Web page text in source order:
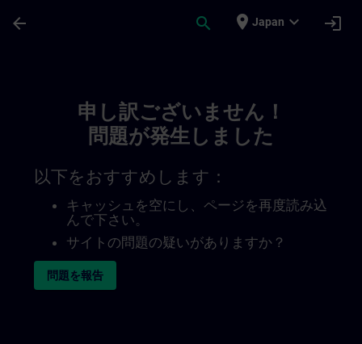
arrow_back search place Japan expand_more login
申し訳ございません！
問題が発生しました
以下をおすすめします：
キャッシュを空にし、ページを再度読み込
んで下さい。
サイトの問題の疑いがありますか？
問題を報告